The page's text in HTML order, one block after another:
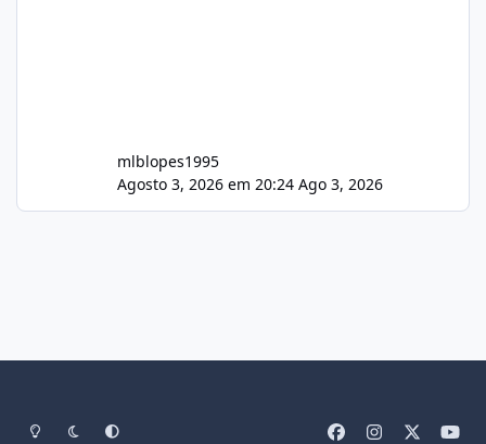
mlblopes1995
Agosto 3, 2026 em 20:24 Ago 3, 2026
Light ModeDark ModeSystem Preference